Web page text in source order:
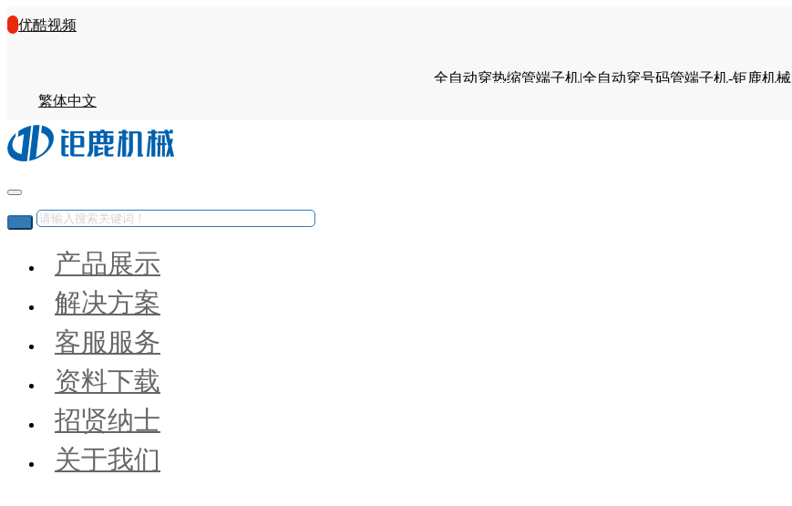
优酷视频
全自动穿热缩管端子机|全自动穿号码管端子机-钜鹿机械
繁体中文
产品展示
解决方案
客服服务
资料下载
招贤纳士
关于我们